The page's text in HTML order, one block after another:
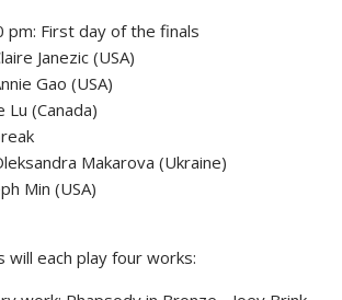
pm: First day of the finals
Janezic (USA)
Gao (USA)
Lu (Canada)
Makarova (Ukraine)
Min (USA)
will each play four works: